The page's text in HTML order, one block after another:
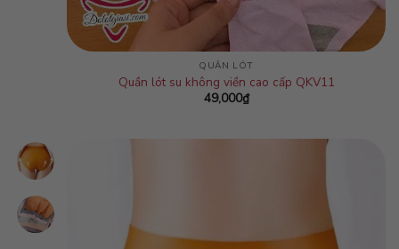
QUẦN LÓT
Quần lót su không viền cao cấp QKV11
49,000₫